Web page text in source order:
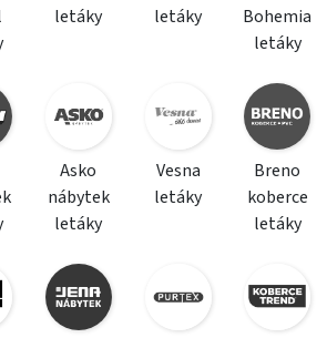
letáky
letáky
Bohemia
letáky
Asko
nábytek
letáky
Vesna
letáky
Breno
koberce
letáky